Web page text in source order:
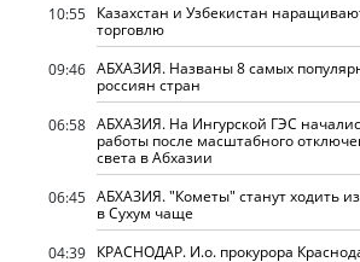
10:55 Казахстан и Узбекистан
торговлю
09:46 АБХАЗИЯ. Названы 8 самых
россиян стран
06:58 АБХАЗИЯ. На Ингурской ГЭС
работы после масштабного
света в Абхазии
06:45 АБХАЗИЯ. "Кометы" станут ходить
в Сухум чаще
04:39 КРАСНОДАР. И.о. прокурора